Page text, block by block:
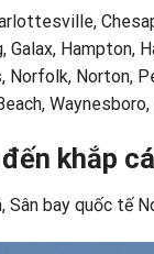
Galax,
Norton,
khắp
Sân bay quốc tế